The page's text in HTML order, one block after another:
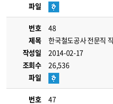
파일
번호
48
제목
한국철도공사 전문직
작성일
2014-02-17
조회수
26,536
파일
번호
47